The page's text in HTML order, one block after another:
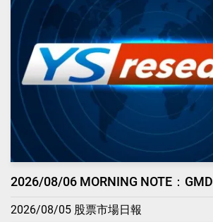
2026/08/06 MORNING NOTE：GMD
2026/08/05 股票市場日報